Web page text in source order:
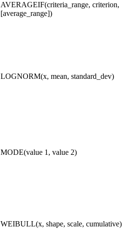
AVERAGEIF(criteria_range, criterion,
[average_range])
LOGNORM(x, mean, standard_dev)
MODE(value 1, value 2)
WEIBULL(x, shape, scale, cumulative)